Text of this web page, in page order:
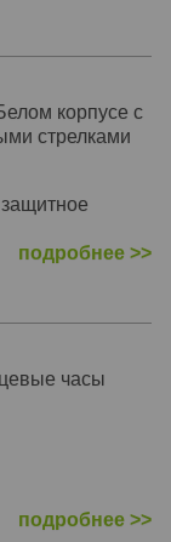
корпусе с
стрелками
подробнее >>
часы
подробнее >>